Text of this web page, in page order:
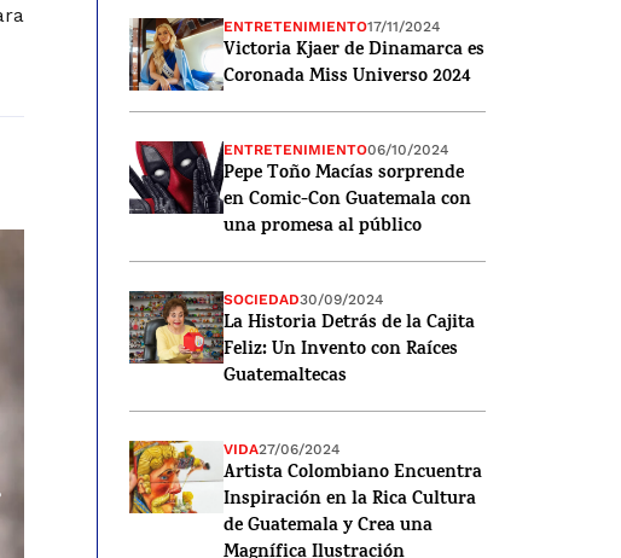
ENTRETENIMIENTO17/11/2024
Victoria Kjaer de Dinamarca es
Coronada Miss Universo 2024
ENTRETENIMIENTO06/10/2024
Pepe Toño Macías sorprende
en Comic-Con Guatemala con
una promesa al público
SOCIEDAD30/09/2024
La Historia Detrás de la Cajita
Feliz: Un Invento con Raíces
Guatemaltecas
VIDA27/06/2024
Artista Colombiano Encuentra
Inspiración en la Rica Cultura
de Guatemala y Crea una